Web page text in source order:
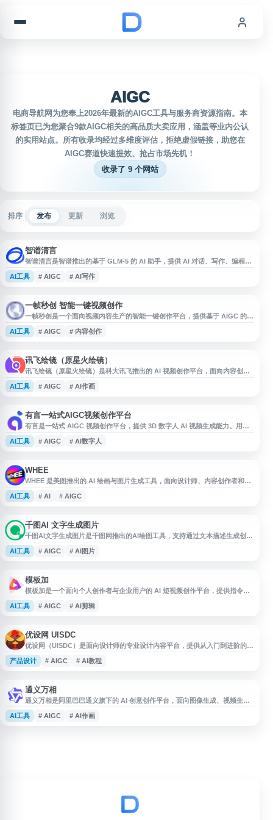
AIGC
电商导航网为您奉上2026年最新的AIGC工具与服务商资源指南。本
标签页已为您聚合9款AIGC相关的高品质大卖应用，涵盖等业内公认
的实用站点。所有收录均经过多维度评估，拒绝虚假链接，助您在
AIGC赛道快速提效、抢占市场先机！
收录了 9 个网站
排序 发布 更新 浏览
智谱清言
智谱清言是智谱推出的基于 GLM-5 的 AI 助手，提供 AI 对话、写作、编程、
翻译、文档理解和图片理解等功能。用户可用于学习答疑、内容创作、代码辅
助、办公提效与创意生成，适合需要大语言模型和多模态 AI 能力的个人与团
AI工具 # AIGC # AI写作
一帧秒创 智能一键视频创作
一帧秒创是一个面向视频内容生产的智能一键创作平台，提供基于 AIGC 的视
频生成与制作相关服务，适用于短视频、营销素材、内容创作等场景。网站聚
焦提升视频制作效率，帮助用户通过自动化工具快速完成视频创意与生成流
AI工具 # AIGC # 内容创作
讯飞绘镜（原星火绘镜）
讯飞绘镜（原星火绘镜）是科大讯飞推出的 AI 视频创作平台，面向内容创作
者、设计师及短视频制作场景。平台支持根据文字创意生成脚本、分镜图片，
并将静态分镜转化为动态视频，涵盖 AI 绘画、图片生成、文生视频、图生视
AI工具 # AIGC # AI作画
有言一站式AIGC视频创作平台
有言是一站式 AIGC 视频创作平台，提供 3D 数字人 AI 视频生成能力。用户
输入文字即可生成数字人视频，支持自动完成场景、灯光、人物形象、表现和
运镜等制作环节，减少出镜、拍摄和后期成本。平台适用于企业宣传、知识讲
AI工具 # AIGC # AI数字人
WHEE
WHEE 是美图推出的 AI 绘画与图片生成工具，面向设计师、内容创作者和普
通用户提供一站式 AI 视觉创作服务。平台支持通过自然语言描述生成图像，
并提供多种 AI 修图功能，降低创作与图片处理门槛。用户还可在画廊中浏览
AI工具 # AI # AIGC
千图AI 文字生成图片
千图AI文字生成图片是千图网推出的AI绘图工具，支持通过文本描述生成创意
图片，并提供图生图等AIGC创作能力。用户可用于制作数字插画、设计素
材、创意配图等内容，生成后可下载使用，适合需要快速获取AI图片素材的设
AI工具 # AIGC # AI图片
模板加
模板加是一个面向个人创作者与企业用户的 AI 短视频创作平台，提供指令式
剪辑、脚本生成视频、批量视频生产、直播打标与拆条、爆款拆解等功能。平
台适用于电商、信息流、企业宣传、跨境电商等短视频场景，支持个人快速创
AI工具 # AIGC # AI剪辑
优设网 UISDC
优设网（UISDC）是面向设计师的专业设计内容平台，提供从入门到进阶的设
计教程、行业文章与灵感资源。网站内容涵盖 AIGC、UI 设计、平面设计、网
页设计、电商设计、B 端设计、PS/AI 教程、字体设计、样机素材、笔刷资源
产品设计 # AIGC # AI教程
通义万相
通义万相是阿里巴巴通义旗下的 AI 创意创作平台，面向图像生成、视频生成
与智能编辑等 AIGC 场景。平台支持文生图、图生图、文生视频、图生视频、
图像编辑等功能，帮助用户通过人工智能降低创作门槛，适用于 AI 作画、AI
AI工具 # AIGC # AI作画